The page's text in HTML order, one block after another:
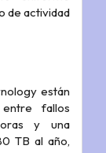
de actividad
están
fallos
y una
TB al año,